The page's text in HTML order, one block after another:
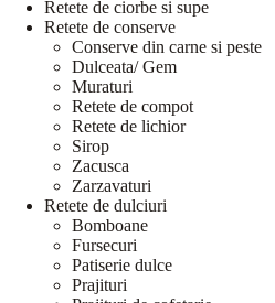
Retete de ciorbe si supe
Retete de conserve
Conserve din carne si peste
Dulceata/ Gem
Muraturi
Retete de compot
Retete de lichior
Sirop
Zacusca
Zarzavaturi
Retete de dulciuri
Bomboane
Fursecuri
Patiserie dulce
Prajituri